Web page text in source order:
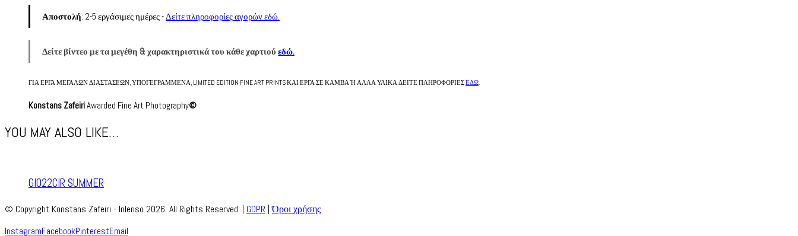
Αποστολή: 2-5 εργάσιμες ημέρες -Δείτε πληροφορίες αγορών εδώ.
Δείτε βίντεο με τα μεγέθη & χαρακτηριστικά του κάθε χαρτιούεδώ.
ΓΙΑ ΕΡΓΑ ΜΕΓΑΛΩΝ ΔΙΑΣΤΑΣΕΩΝ, ΥΠΟΓΕΓΡΑΜΜΕΝΑ, LIMITED EDITION FINE ART PRINTS ΚΑΙ ΕΡΓΑ ΣΕ ΚΑΜΒΑ Ή ΑΛΛΑ ΥΛΙΚΑ ΔΕΙΤΕ ΠΛΗΡΟΦΟΡΙΕΣΕΔΩ
Konstans ZafeiriAwarded Fine Art Photography©
YOU MAY ALSO LIKE…
GI022CIR SUMMER
© Copyright Konstans Zafeiri - Inlenso 2026. All Rights Reserved. | GDPR |Όροι χρήσης
InstagramFacebookPinterestEmail